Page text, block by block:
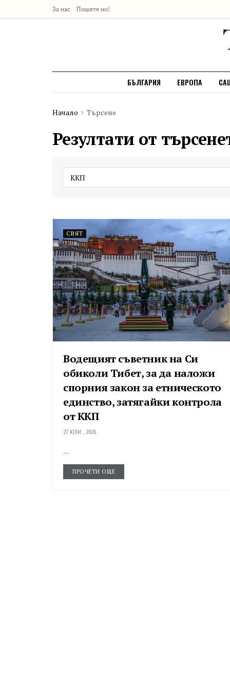
За нас Пишете ни!
БЪЛГАРИЯ ЕВРОПА
Начало Търсене
Резултати от
СВЯТ
Водещият съветник на Си
обиколи Тибет, за да наложи
спорния закон за етническото
единство, затягайки контрола
от ККП
27 ЮЛИ , 2026
...
ПРОЧЕТИ ОЩЕ